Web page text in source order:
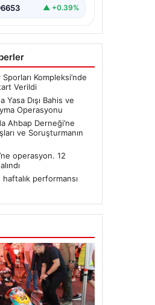
▲ +0.39%
Kompleksi’nde
Verildi
Dışı Bahis ve
Operasyonu
Ahbap Derneği’ne
ve Soruşturmanın
operasyon. 12
haftalık performansı